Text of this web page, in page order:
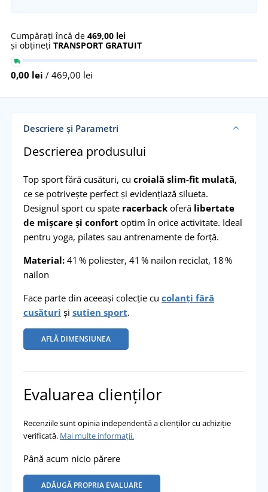
Cumpărați încă de 469,00 lei
și obțineți TRANSPORT GRATUIT
0,00 lei / 469,00 lei
Descriere și Parametri
Descrierea produsului
Top sport fără cusături, cu croială slim-fit mulată,
ce se potrivește perfect și evidențiază silueta.
Designul sport cu spate racerbackoferă libertate
de mișcare și confort optim în orice activitate. Ideal
pentru yoga, pilates sau antrenamente de forță.
Material:41 % poliester, 41 % nailon reciclat, 18 %
nailon
Face parte din aceeași colecție cu colanți fără
cusături și sutien sport.
AFLĂ DIMENSIUNEA
Evaluarea clienților
Recenziile sunt opinia independentă a clienților cu achiziție
verificată. Mai multe informații.
Până acum nicio părere
ADĂUGĂ PROPRIA EVALUARE